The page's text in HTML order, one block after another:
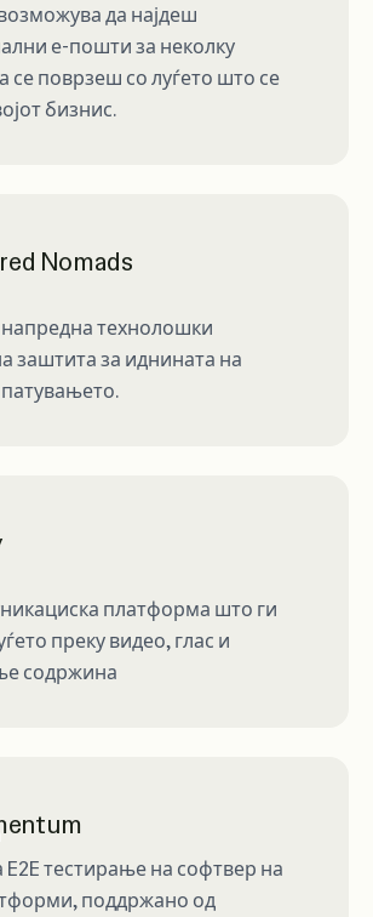
да најдеш
е-пошти за неколку
се поврзеш со луѓето што се
бизнис.
Nomads
технолошки
заштита за иднината на
платформа што ги
преку видео, глас и
содржина
тестирање на софтвер на
поддржано од